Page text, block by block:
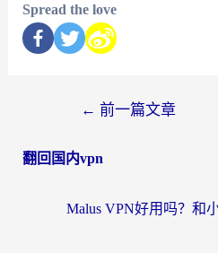
Spread the love
← 前一篇文章
翻回国内vpn